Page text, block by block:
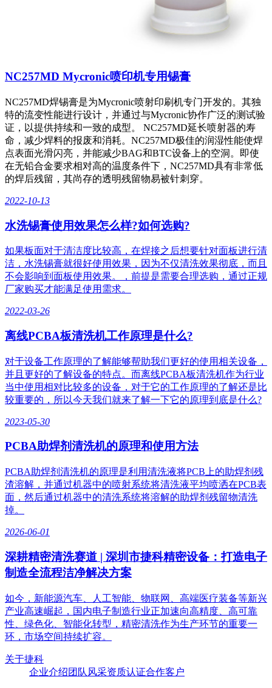
NC257MD Mycronic喷印机专用锡膏
NC257MD焊锡膏是为Mycronic喷射印刷机专门开发的。其独
特的流变性能进行设计，并通过与Mycronic协作广泛的测试验
证，以提供持续和一致的成型。 NC257MD延长喷射器的寿
命，减少焊料的报废和消耗。NC257MD极佳的润湿性能使焊
点表面光滑闪亮，并能减少BAG和BTC设备上的空洞。即使
在无铅合金要求相对高的温度条件下，NC257MD具有非常低
的焊后残留，其尚存的透明残留物易被针刺穿。
2022-10-13
水洗锡膏使用效果怎么样?如何选购?
如果板面对于清洁度比较高，在焊接之后想要针对面板进行清
洁，水洗锡膏就很好使用效果，因为不仅清洗效果彻底，而且
不会影响到面板使用效果。，前提是需要合理选购，通过正规
厂家购买才能满足使用需求。
2022-03-26
离线PCBA板清洗机工作原理是什么?
对于设备工作原理的了解能够帮助我们更好的使用相关设备，
并且更好的了解设备的特点。而离线PCBA板清洗机作为行业
当中使用相对比较多的设备，对于它的工作原理的了解还是比
较重要的，所以今天我们就来了解一下它的原理到底是什么?
2023-05-30
PCBA助焊剂清洗机的原理和使用方法
​PCBA助焊剂清洗机的原理是利用清洗液将PCB上的助焊剂残
渣溶解，并通过机器中的喷射系统将清洗液平均喷洒在PCB表
面，然后通过机器中的清洗系统将溶解的助焊剂残留物清洗
掉。
2026-06-01
深耕精密清洗赛道 | 深圳市捷科精密设备：打造电子
制造全流程洁净解决方案
如今，新能源汽车、人工智能、物联网、高端医疗装备等新兴
产业高速崛起，国内电子制造行业正加速向高精度、高可靠
性、绿色化、智能化转型，精密清洗作为生产环节的重要一
环，市场空间持续扩容。
关于捷科
企业介绍团队风采资质认证合作客户